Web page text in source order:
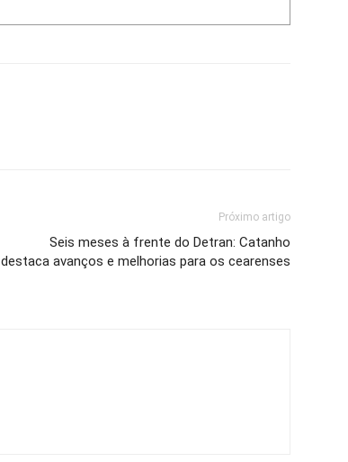
Próximo artigo
Seis meses à frente do Detran: Catanho
destaca avanços e melhorias para os cearenses